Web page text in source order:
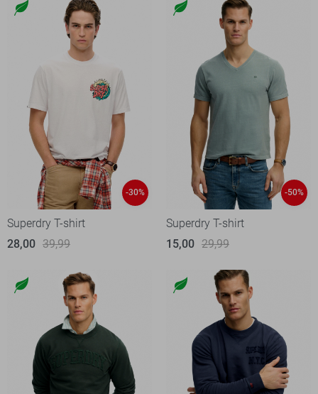
-30%
Superdry T-shirt
28,00 39,99
-50%
Superdry T-shirt
15,00 29,99